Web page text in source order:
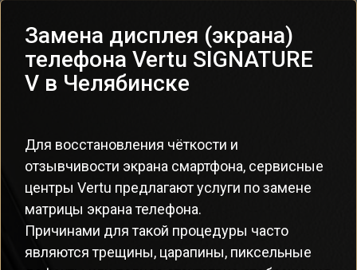
Замена дисплея (экрана)
телефона Vertu SIGNATURE
V в Челябинске
Для восстановления чёткости и
отзывчивости экрана смартфона, сервисные
центры Vertu предлагают услуги по замене
матрицы экрана телефона.
Причинами для такой процедуры часто
являются трещины, царапины, пиксельные